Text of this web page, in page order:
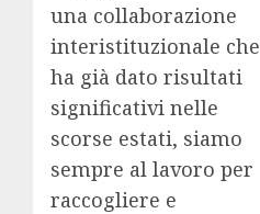
una collaborazione
interistituzionale che
ha già dato risultati
significativi nelle
scorse estati, siamo
sempre al lavoro per
raccogliere e